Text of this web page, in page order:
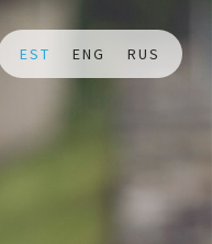
EST ENG RUS